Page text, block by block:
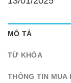
MÔ TẢ
TỪ KHÓA
THÔNG TIN MUA